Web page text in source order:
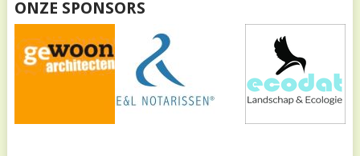
ONZE SPONSORS